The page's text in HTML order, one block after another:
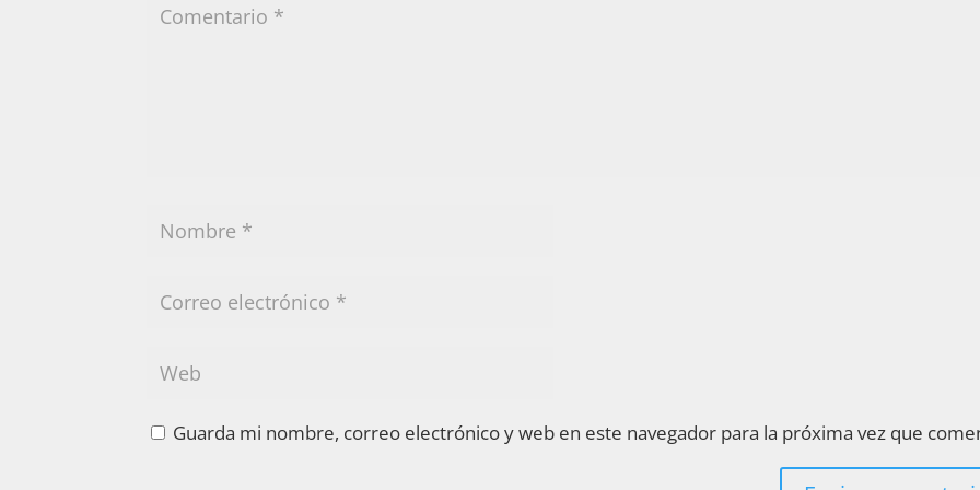
Guarda mi nombre, correo electrónico y web en este navegador para la próxima vez que